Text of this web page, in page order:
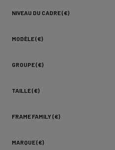
NIVEAU DU CADRE (€)
MODÈLE (€)
GROUPE (€)
TAILLE (€)
FRAME FAMILY (€)
MARQUE (€)